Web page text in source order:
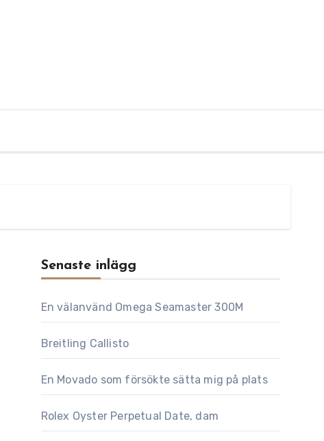
Senaste inlägg
En välanvänd Omega Seamaster 300M
Breitling Callisto
En Movado som försökte sätta mig på plats
Rolex Oyster Perpetual Date, dam